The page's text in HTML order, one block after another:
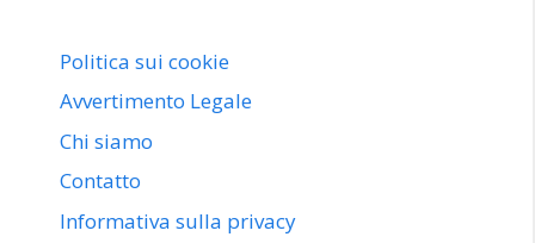
Politica sui cookie
Avvertimento Legale
Chi siamo
Contatto
Informativa sulla privacy